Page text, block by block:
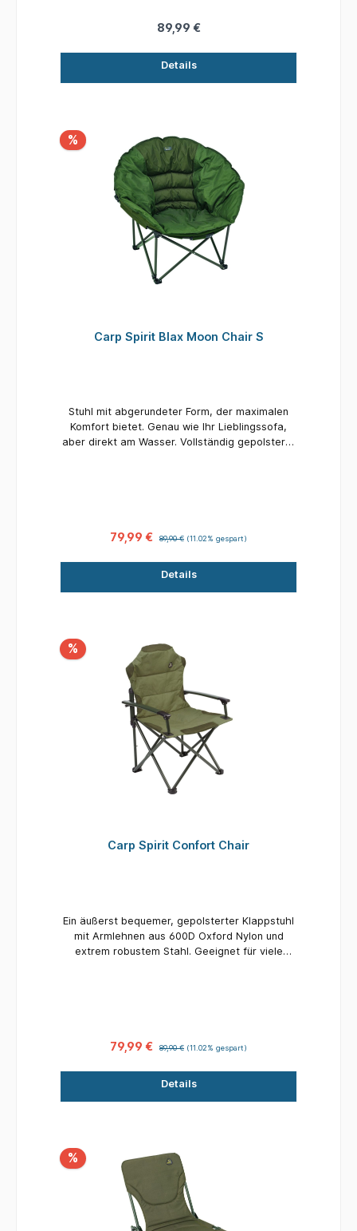
89,99 €
Details
%
Carp Spirit Blax Moon Chair S
Stuhl mit abgerundeter Form, der maximalen
Komfort bietet. Genau wie Ihr Lieblingssofa,
aber direkt am Wasser. Vollständig gepolsterte
79,99 € 89,90 € (11.02% gespart)
Details
%
Carp Spirit Confort Chair
Ein äußerst bequemer, gepolsterter Klappstuhl
mit Armlehnen aus 600D Oxford Nylon und
extrem robustem Stahl. Geeignet für viele
79,99 € 89,90 € (11.02% gespart)
Details
%